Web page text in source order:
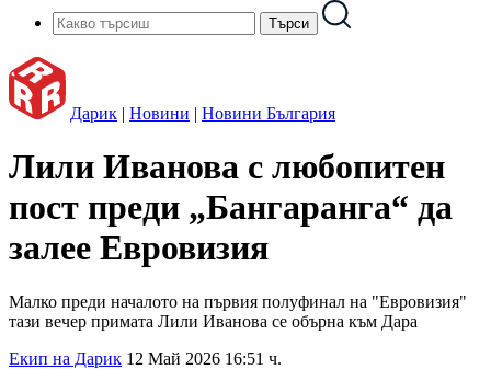
Дарик | Новини | Новини България
Лили Иванова с любопитен
пост преди „Бангаранга“ да
залее Евровизия
Малко преди началото на първия полуфинал на "Евровизия"
тази вечер примата Лили Иванова се обърна към Дара
Екип на Дарик 12 Май 2026 16:51 ч.